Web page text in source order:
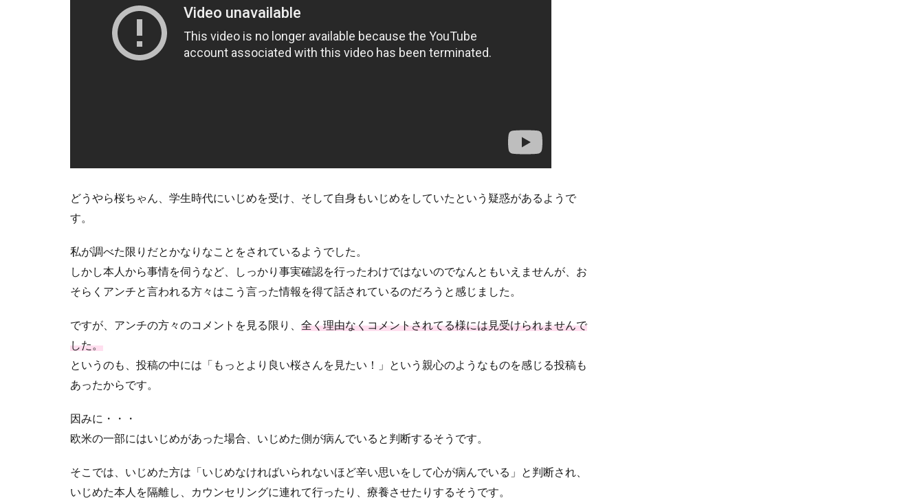
どうやら桜ちゃん、学生時代にいじめを受け、そして自身もいじめをしていたという疑惑があるようで
す。
私が調べた限りだとかなりなことをされているようでした。
しかし本人から事情を伺うなど、しっかり事実確認を行ったわけではないのでなんともいえませんが、お
そらくアンチと言われる方々はこう言った情報を得て話されているのだろうと感じました。
ですが、アンチの方々のコメントを見る限り、 全く理由なくコメントされてる様には見受けられませんで
した。
というのも、投稿の中には「もっとより良い桜さんを見たい！」という親心のようなものを感じる投稿も
あったからです。
因みに・・・
欧米の一部にはいじめがあった場合、いじめた側が病んでいると判断するそうです。
そこでは、いじめた方は「いじめなければいられないほど辛い思いをして心が病んでいる」と判断され、
いじめた本人を隔離し、カウンセリングに連れて行ったり、療養させたりするそうです。